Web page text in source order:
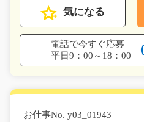
気になる
電話で今すぐ応募
平日9：00～18：00
お仕事No. y03_01943